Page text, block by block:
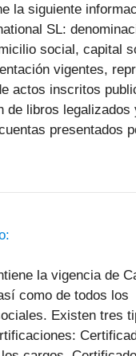
la siguiente
SL:
social, capital
vigentes,
actos inscritos
de libros legalizados
presentados
la vigencia de
como de todos los
Existen tres